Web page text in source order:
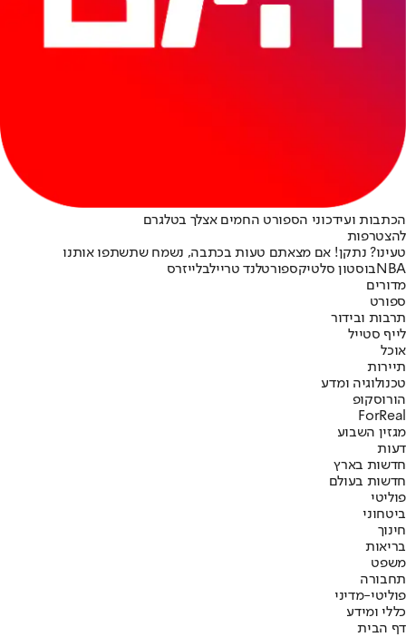
הכתבות ועידכוני הספורט החמים אצלך בטלגרם
להצטרפות
טעינו? נתקן! אם מצאתם טעות בכתבה, נשמח שתשתפו אותנו
NBAבוסטון סלטיקספורטלנד טריילבלייזרס
מדורים
ספורט
תרבות ובידור
לייף סטייל
אוכל
תיירות
טכנולוגיה ומדע
הורוסקופ
ForReal
מגזין השבוע
דעות
חדשות בארץ
חדשות בעולם
פוליטי
ביטחוני
חינוך
בריאות
משפט
תחבורה
פוליטי-מדיני
כללי ומידע
דף הבית